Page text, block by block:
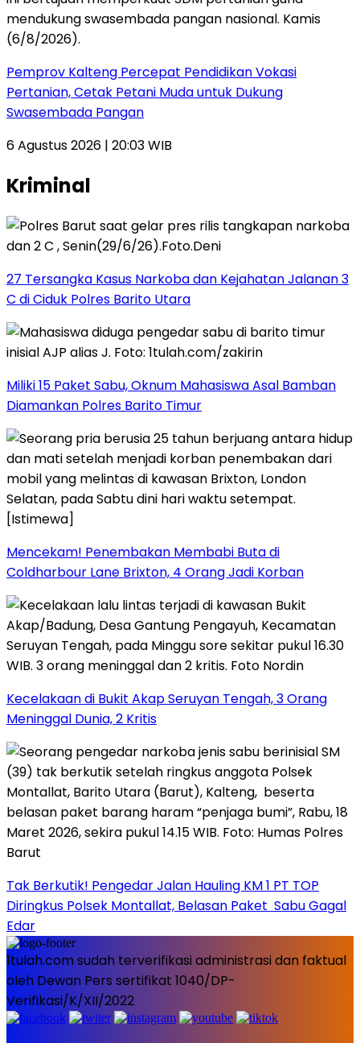
Pemprov Kalteng Percepat Pendidikan Vokasi
Pertanian, Cetak Petani Muda untuk Dukung
Swasembada Pangan
6 Agustus 2026 | 20:03 WIB
Kriminal
27 Tersangka Kasus Narkoba dan Kejahatan Jalanan 3
C di Ciduk Polres Barito Utara
Miliki 15 Paket Sabu, Oknum Mahasiswa Asal Bamban
Diamankan Polres Barito Timur
Mencekam! Penembakan Membabi Buta di
Coldharbour Lane Brixton, 4 Orang Jadi Korban
Kecelakaan di Bukit Akap Seruyan Tengah, 3 Orang
Meninggal Dunia, 2 Kritis
Tak Berkutik! Pengedar Jalan Hauling KM 1 PT TOP
Diringkus Polsek Montallat, Belasan Paket Sabu Gagal
Edar
1tulah.com sudah terverifikasi administrasi dan faktual
oleh Dewan Pers sertifikat 1040/DP-
Verifikasi/K/XII/2022